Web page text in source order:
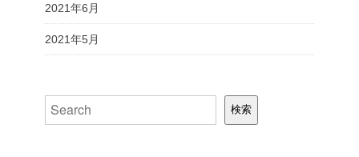
2021年6月
2021年5月
検索 検索